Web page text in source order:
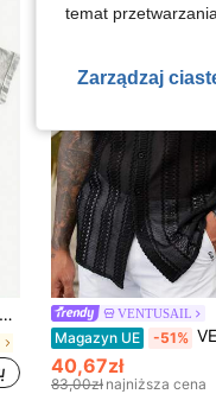
VENTUSAIL
Magazyn UE -51% VENTUSAIL Męska koszula z
40,67zł
83,00zł najniższa cena
temat
Zarządzaj